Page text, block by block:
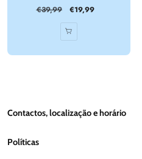
Preço
€39,99
Preço
venda
€19,99
Contactos, localização e horário
Contactos,
Políticas